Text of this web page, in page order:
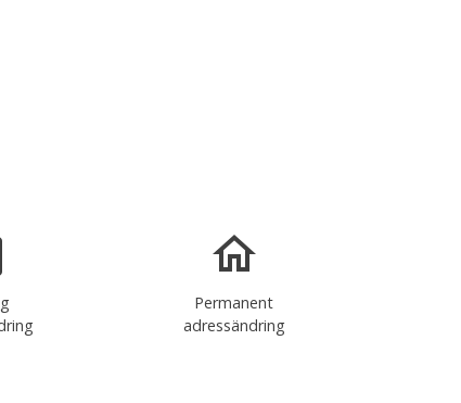
Permanent
adressändring